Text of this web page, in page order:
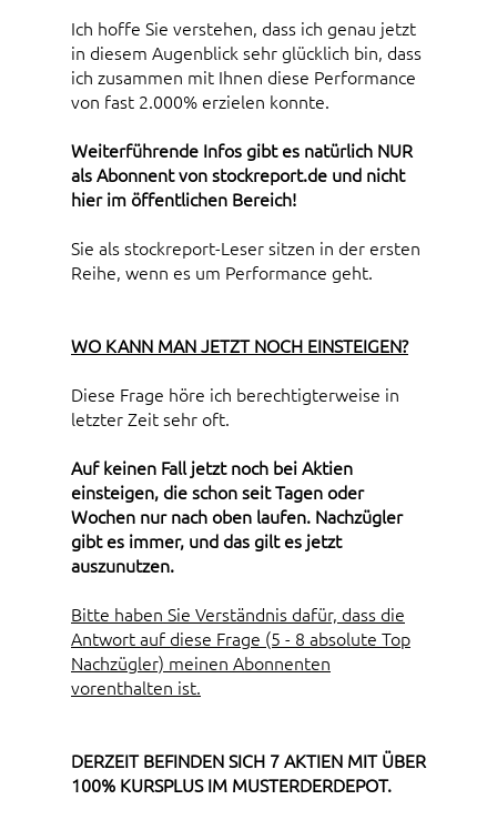
Ich hoffe Sie verstehen, dass ich genau jetzt
in diesem Augenblick sehr glücklich bin, dass
ich zusammen mit Ihnen diese Performance
von fast 2.000% erzielen konnte.
Weiterführende Infos gibt es natürlich NUR
als Abonnent von stockreport.de und nicht
hier im öffentlichen Bereich!
Sie als stockreport-Leser sitzen in der ersten
Reihe, wenn es um Performance geht.
WO KANN MAN JETZT NOCH EINSTEIGEN?
Diese Frage höre ich berechtigterweise in
letzter Zeit sehr oft.
Auf keinen Fall jetzt noch bei Aktien
einsteigen, die schon seit Tagen oder
Wochen nur nach oben laufen. Nachzügler
gibt es immer, und das gilt es jetzt
auszunutzen.
Bitte haben Sie Verständnis dafür, dass die
Antwort auf diese Frage (5 - 8 absolute Top
Nachzügler) meinen Abonnenten
vorenthalten ist.
DERZEIT BEFINDEN SICH 7 AKTIEN MIT ÜBER
100% KURSPLUS IM MUSTERDERDEPOT.